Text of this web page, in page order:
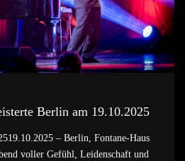
Berlin am 19.10.2025
– Berlin, Fontane-Haus
voller Gefühl, Leidenschaft und